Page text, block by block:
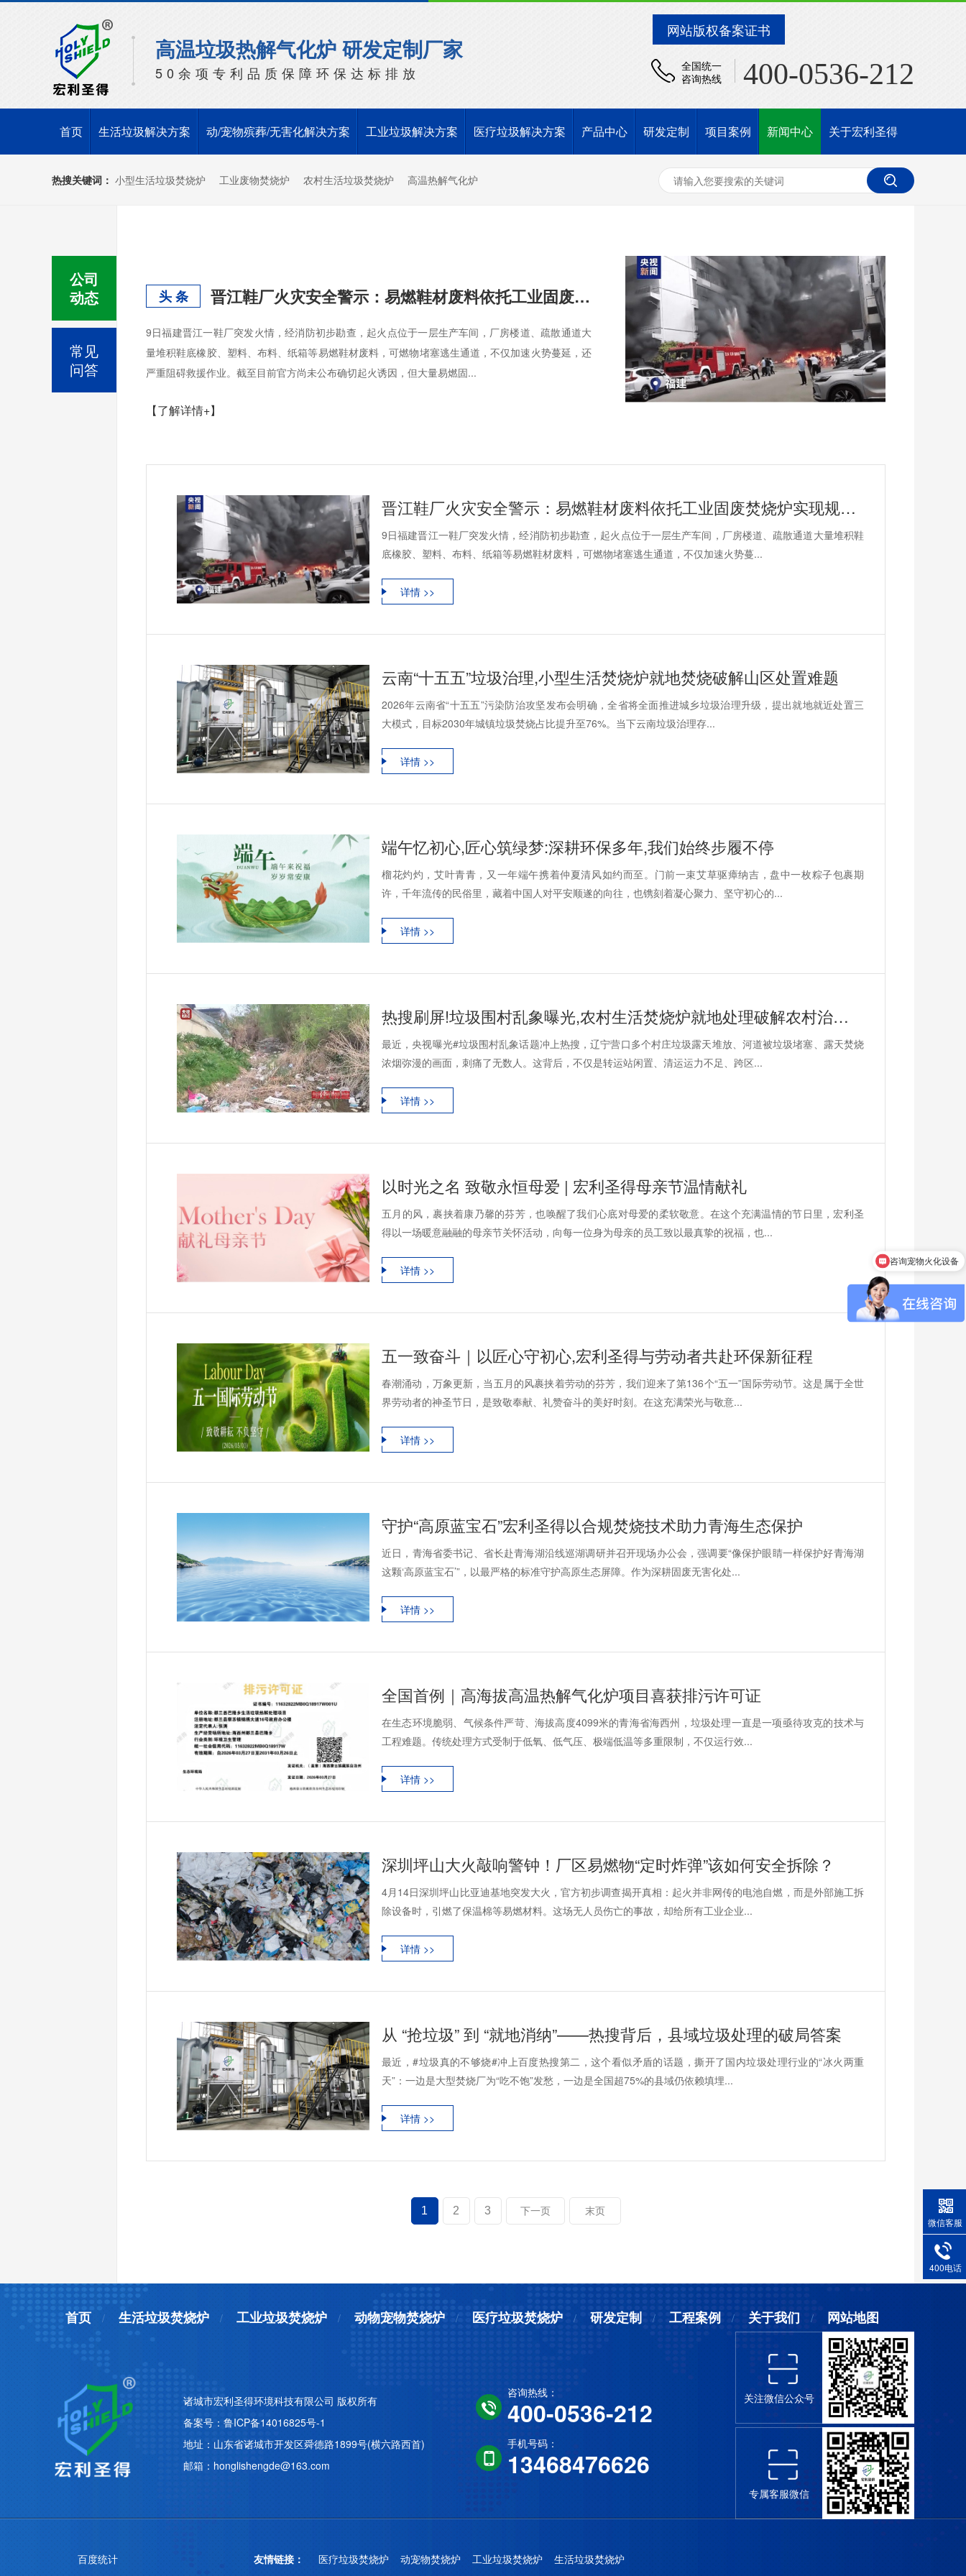
网站版权备案证书
高温垃圾热解气化炉 研发定制厂家
50余项专利品质保障环保达标排放
全国统一
咨询热线
400-0536-212
首页 生活垃圾解决方案 动/宠物殡葬/无害化解决方案 工业垃圾解决方案 医疗垃圾解决方案 产品中心 研发定制 项目案例 新闻中心 关于宏利圣得
热搜关键词： 小型生活垃圾焚烧炉 工业废物焚烧炉 农村生活垃圾焚烧炉 高温热解气化炉
头 条 晋江鞋厂火灾安全警示：易燃鞋材废料依托工业固废焚烧炉实现规范化安全处置
9日福建晋江一鞋厂突发火情，经消防初步勘查，起火点位于一层生产车间，厂房楼道、疏散通道大
量堆积鞋底橡胶、塑料、布料、纸箱等易燃鞋材废料，可燃物堵塞逃生通道，不仅加速火势蔓延，还
严重阻碍救援作业。截至目前官方尚未公布确切起火诱因，但大量易燃固...
【了解详情+】
晋江鞋厂火灾安全警示：易燃鞋材废料依托工业固废焚烧炉实现规范化安全处置
9日福建晋江一鞋厂突发火情，经消防初步勘查，起火点位于一层生产车间，厂房楼道、疏散通道大量堆积鞋
底橡胶、塑料、布料、纸箱等易燃鞋材废料，可燃物堵塞逃生通道，不仅加速火势蔓...
详情 >>
云南“十五五”垃圾治理,小型生活焚烧炉就地焚烧破解山区处置难题
2026年云南省“十五五”污染防治攻坚发布会明确，全省将全面推进城乡垃圾治理升级，提出就地就近处置三
大模式，目标2030年城镇垃圾焚烧占比提升至76%。当下云南垃圾治理存...
详情 >>
端午忆初心,匠心筑绿梦:深耕环保多年,我们始终步履不停
榴花灼灼，艾叶青青，又一年端午携着仲夏清风如约而至。门前一束艾草驱瘴纳吉，盘中一枚粽子包裹期
许，千年流传的民俗里，藏着中国人对平安顺遂的向往，也镌刻着凝心聚力、坚守初心的...
详情 >>
热搜刷屏!垃圾围村乱象曝光,农村生活焚烧炉就地处理破解农村治理难题
最近，央视曝光#垃圾围村乱象话题冲上热搜，辽宁营口多个村庄垃圾露天堆放、河道被垃圾堵塞、露天焚烧
浓烟弥漫的画面，刺痛了无数人。这背后，不仅是转运站闲置、清运运力不足、跨区...
详情 >>
以时光之名 致敬永恒母爱 | 宏利圣得母亲节温情献礼
五月的风，裹挟着康乃馨的芬芳，也唤醒了我们心底对母爱的柔软敬意。在这个充满温情的节日里，宏利圣
得以一场暖意融融的母亲节关怀活动，向每一位身为母亲的员工致以最真挚的祝福，也...
详情 >>
五一致奋斗｜以匠心守初心,宏利圣得与劳动者共赴环保新征程
春潮涌动，万象更新，当五月的风裹挟着劳动的芬芳，我们迎来了第136个“五一”国际劳动节。这是属于全世
界劳动者的神圣节日，是致敬奉献、礼赞奋斗的美好时刻。在这充满荣光与敬意...
详情 >>
守护“高原蓝宝石”宏利圣得以合规焚烧技术助力青海生态保护
近日，青海省委书记、省长赴青海湖沿线巡湖调研并召开现场办公会，强调要“像保护眼睛一样保护好青海湖
这颗‘高原蓝宝石’”，以最严格的标准守护高原生态屏障。作为深耕固废无害化处...
详情 >>
全国首例｜高海拔高温热解气化炉项目喜获排污许可证
在生态环境脆弱、气候条件严苛、海拔高度4099米的青海省海西州，垃圾处理一直是一项亟待攻克的技术与
工程难题。传统处理方式受制于低氧、低气压、极端低温等多重限制，不仅运行效...
详情 >>
深圳坪山大火敲响警钟！厂区易燃物“定时炸弹”该如何安全拆除？
4月14日深圳坪山比亚迪基地突发大火，官方初步调查揭开真相：起火并非网传的电池自燃，而是外部施工拆
除设备时，引燃了保温棉等易燃材料。这场无人员伤亡的事故，却给所有工业企业...
详情 >>
从 “抢垃圾” 到 “就地消纳”——热搜背后，县域垃圾处理的破局答案
最近，#垃圾真的不够烧#冲上百度热搜第二，这个看似矛盾的话题，撕开了国内垃圾处理行业的“冰火两重
天”：一边是大型焚烧厂为“吃不饱”发愁，一边是全国超75%的县域仍依赖填埋...
详情 >>
1 2 3 下一页 末页
公司
动态
常见
问答
首页 生活垃圾焚烧炉 工业垃圾焚烧炉 动物宠物焚烧炉 医疗垃圾焚烧炉 研发定制 工程案例 关于我们 网站地图
诸城市宏利圣得环境科技有限公司 版权所有
备案号： 鲁ICP备14016825号-1
地址：山东省诸城市开发区舜德路1899号(横六路西首)
邮箱：honglishengde@163.com
咨询热线：
400-0536-212
手机号码：
13468476626
关注微信公众号
专属客服微信
百度统计 友情链接： 医疗垃圾焚烧炉 动宠物焚烧炉 工业垃圾焚烧炉 生活垃圾焚烧炉
微信客服
400电话
咨询宠物火化设备